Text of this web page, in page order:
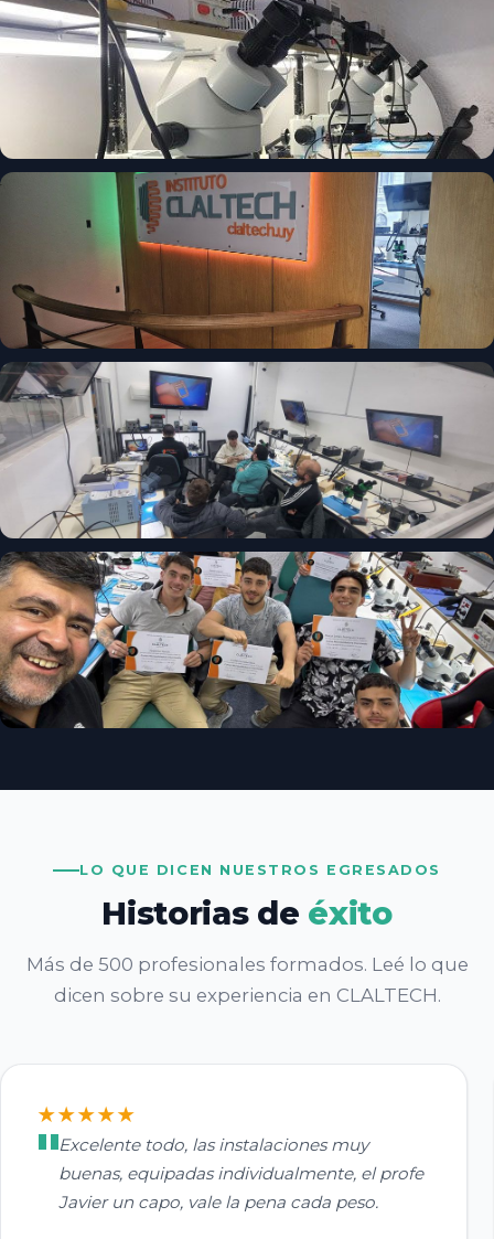
LO QUE DICEN NUESTROS EGRESADOS
Historias de éxito
Más de 500 profesionales formados. Leé lo que
dicen sobre su experiencia en CLALTECH.
★★★★★
Excelente todo, las instalaciones muy
buenas, equipadas individualmente, el profe
Javier un capo, vale la pena cada peso.